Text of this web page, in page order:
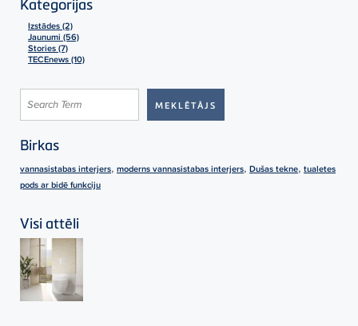
Izstādes (2)
Jaunumi (56)
Stories (7)
TECEnews (10)
Birkas
vannasistabas interjers, moderns vannasistabas interjers, Dušas tekne, tualetes
pods ar bidē funkciju
Visi attēli